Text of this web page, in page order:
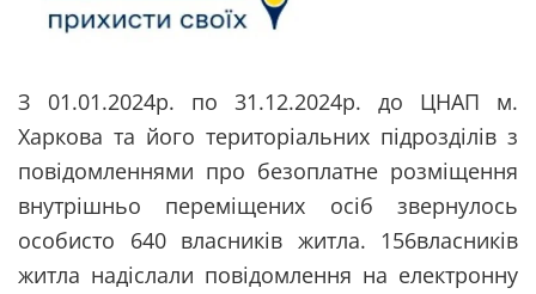
З 01.01.2024р. по 31.12.2024р. до ЦНАП м.
Харкова та його територіальних підрозділів з
повідомленнями про безоплатне розміщення
внутрішньо переміщених осіб звернулось
особисто 640 власників житла. 156власників
житла надіслали повідомлення на електронну